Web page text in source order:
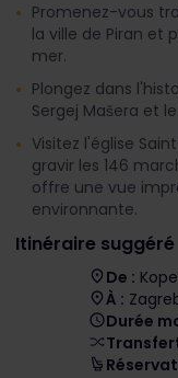
Promenez-vous
la ville de Piran et
mer.
Plongez dans
Sergej Mašera et
Visitez l'église
gravir les 146
offre une vue
environnante.
Itinéraire suggéré
De :
À :
Durée